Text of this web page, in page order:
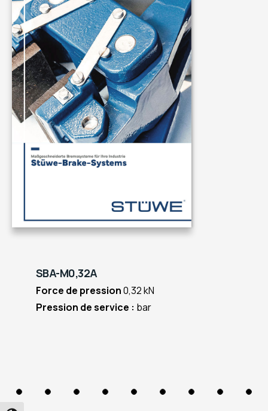
SBA-M0,32A
Force de pression0,32 kN
Pression de service : bar